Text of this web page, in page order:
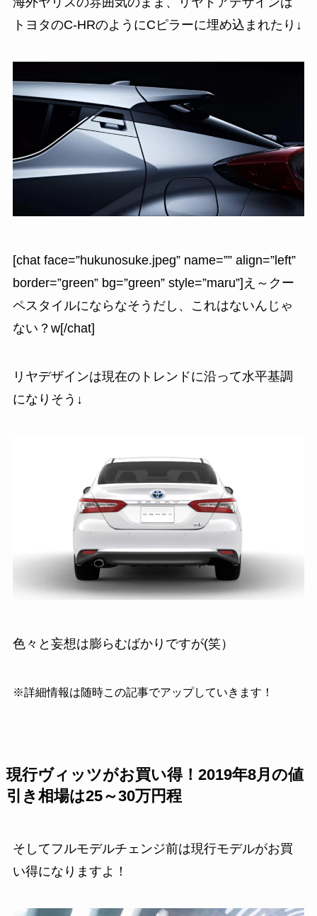
トヨタのC-HRのようにCピラーに埋め込まれたり↓
[chat face=”hukunosuke.jpeg” name=”” align=”left”
border=”green” bg=”green” style=”maru”]え～クー
ペスタイルにならなそうだし、これはないんじゃ
ない？w[/chat]
リヤデザインは現在のトレンドに沿って水平基調
になりそう↓
色々と妄想は膨らむばかりですが(笑）
※詳細情報は随時この記事でアップしていきます！
現行ヴィッツがお買い得！2019年8月の値
引き相場は25～30万円程
そしてフルモデルチェンジ前は現行モデルがお買
い得になりますよ！